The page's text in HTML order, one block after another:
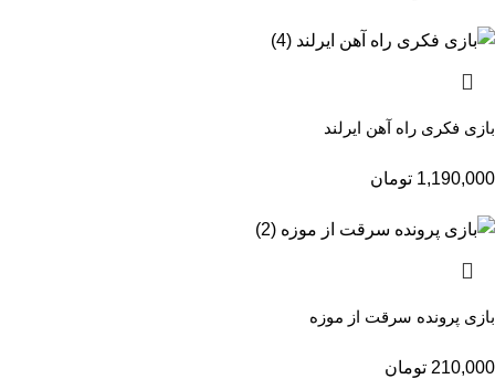
بازی فکری راه آهن ایرلند
1,190,000 تومان
بازی پرونده سرقت از موزه
210,000 تومان